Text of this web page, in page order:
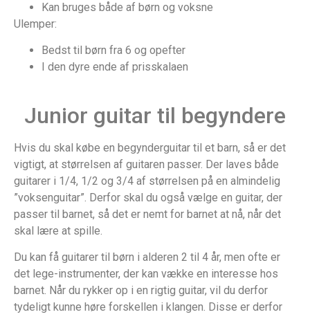
Kan bruges både af børn og voksne
Ulemper:
Bedst til børn fra 6 og opefter
I den dyre ende af prisskalaen
Junior guitar til begyndere
Hvis du skal købe en begynderguitar til et barn, så er det
vigtigt, at størrelsen af guitaren passer. Der laves både
guitarer i 1/4, 1/2 og 3/4 af størrelsen på en almindelig
”voksenguitar”. Derfor skal du også vælge en guitar, der
passer til barnet, så det er nemt for barnet at nå, når det
skal lære at spille.
Du kan få guitarer til børn i alderen 2 til 4 år, men ofte er
det lege-instrumenter, der kan vække en interesse hos
barnet. Når du rykker op i en rigtig guitar, vil du derfor
tydeligt kunne høre forskellen i klangen. Disse er derfor